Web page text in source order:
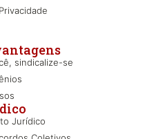
sindicalize-se
Jurídico